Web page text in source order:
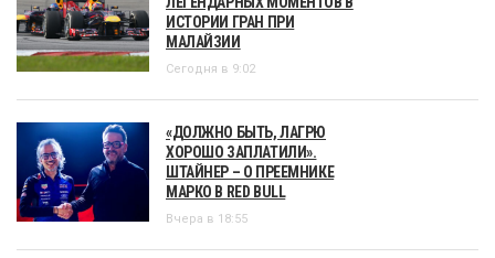
ИСТОРИИ ГРАН ПРИ
МАЛАЙЗИИ
Сегодня в 9:02
«ДОЛЖНО БЫТЬ, ЛАГРЮ
ХОРОШО ЗАПЛАТИЛИ».
ШТАЙНЕР – О ПРЕЕМНИКЕ
МАРКО В RED BULL
Вчера в 18:55